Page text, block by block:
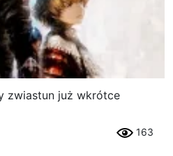
zwiastun już wkrótce
163